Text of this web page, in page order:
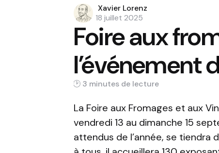
Posted
by
Xavier Lorenz
18 juillet 2025
Foire aux
l’événement
3 min
La Foire aux Fromages et aux
vendredi 13 au dimanche 15
attendus de l’année, se tiendra